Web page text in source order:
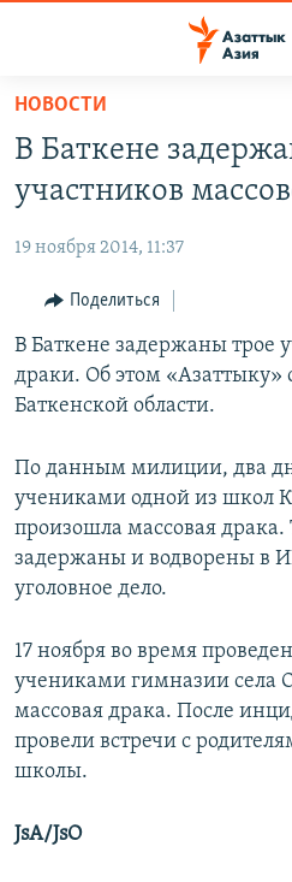
Вернуться
основному
содержанию
Вернутся
навигации
Вернутся
поиску
УЗБЕКИСТАН
ТАДЖИКИСТАН
НА ДРУГИХ ЯЗЫКАХ
ҚАЗАҚША
КЫРГЫЗЧА
TÜRKMENÇE
НОВОСТИ
В Баткене
участников
19 ноября 2014, 11:37
Поделиться
В Баткене задержаны трое
драки. Об этом
Баткенской области.
По данным милиции, два
учениками одной из школ
произошла массовая драка.
задержаны и водворены в
уголовное дело.
17 ноября во время
учениками гимназии села
массовая драка. После
провели встречи с
школы.
JsA/JsO